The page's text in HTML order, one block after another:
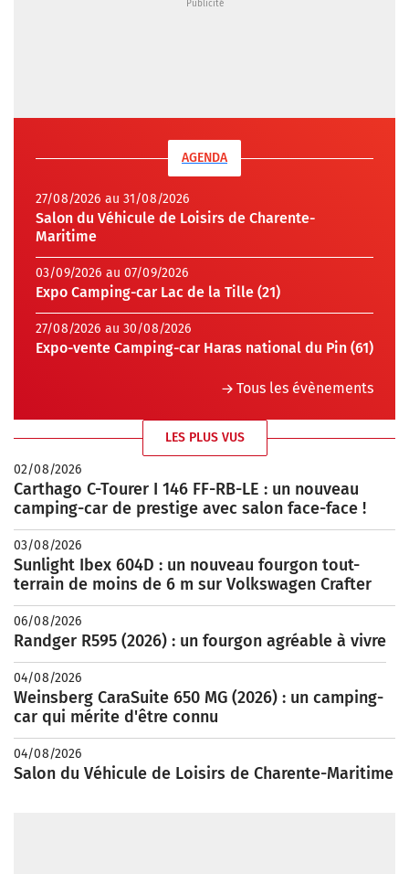
AGENDA
27/08/2026 au 31/08/2026
Salon du Véhicule de Loisirs de Charente-
Maritime
03/09/2026 au 07/09/2026
Expo Camping-car Lac de la Tille (21)
27/08/2026 au 30/08/2026
Expo-vente Camping-car Haras national du Pin (61)
Tous les évènements
LES PLUS VUS
02/08/2026
Carthago C-Tourer I 146 FF-RB-LE : un nouveau
camping-car de prestige avec salon face-face !
03/08/2026
Sunlight Ibex 604D : un nouveau fourgon tout-
terrain de moins de 6 m sur Volkswagen Crafter
06/08/2026
Randger R595 (2026) : un fourgon agréable à vivre
04/08/2026
Weinsberg CaraSuite 650 MG (2026) : un camping-
car qui mérite d'être connu
04/08/2026
Salon du Véhicule de Loisirs de Charente-Maritime